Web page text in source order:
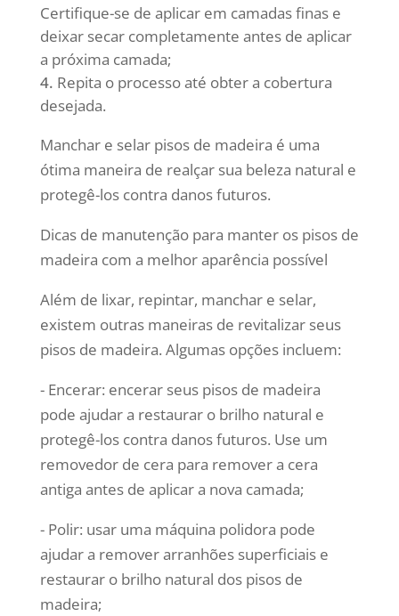
Certifique-se de aplicar em camadas finas e
deixar secar completamente antes de aplicar
a próxima camada;
Repita o processo até obter a cobertura
desejada.
Manchar e selar pisos de madeira é uma
ótima maneira de realçar sua beleza natural e
protegê-los contra danos futuros.
Dicas de manutenção para manter os pisos de
madeira com a melhor aparência possível
Além de lixar, repintar, manchar e selar,
existem outras maneiras de revitalizar seus
pisos de madeira. Algumas opções incluem:
- Encerar: encerar seus pisos de madeira
pode ajudar a restaurar o brilho natural e
protegê-los contra danos futuros. Use um
removedor de cera para remover a cera
antiga antes de aplicar a nova camada;
- Polir: usar uma máquina polidora pode
ajudar a remover arranhões superficiais e
restaurar o brilho natural dos pisos de
madeira;